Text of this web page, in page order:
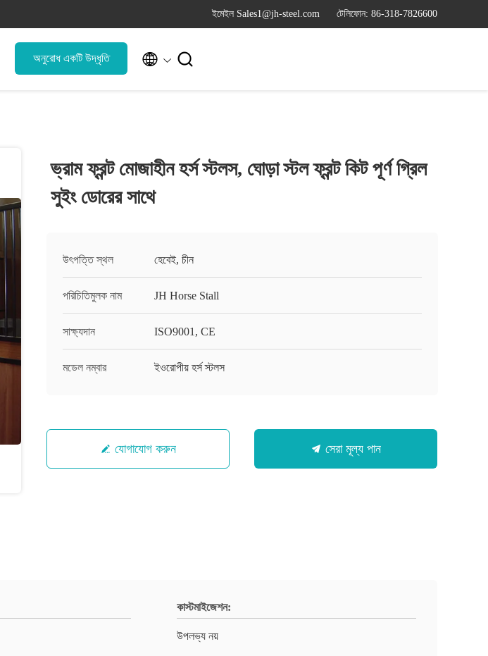
ইমেইল Sales1@jh-steel.com টেলিফোন: 86-318-7826600
অনুরোধ একটি উদ্ধৃতি  
ভ্রাম ফ্রন্ট মোজাহীন হর্স স্টলস, ঘোড়া স্টল ফ্রন্ট কিট পূর্ণ গ্রিল
সুইং ডোরের সাথে
উৎপত্তি স্থল হেবেই, চীন
পরিচিতিমুলক নাম JH Horse Stall
সাক্ষ্যদান ISO9001, CE
মডেল নম্বার ইওরোপীয় হর্স স্টলস
যোগাযোগ করুন সেরা মূল্য পান
কাস্টমাইজেশন:
উপলভ্য নয়